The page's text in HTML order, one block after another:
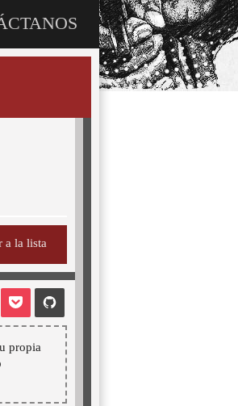
a la lista
propia